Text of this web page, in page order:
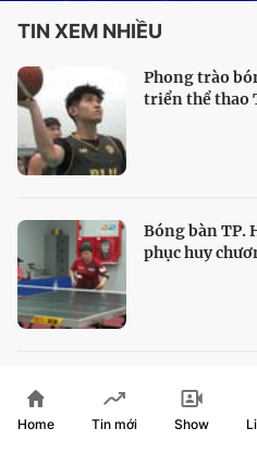
TIN XEM NHIỀU
Phong trào
triển thể thao
Bóng bàn TP.
phục huy
HLV Kim
diễn của
Home Tin mới Show